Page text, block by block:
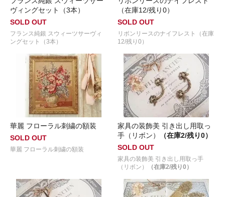
ヴィングセット（3本）
SOLD OUT
フランス純銀 スウィーツサーヴィ
ングセット（3本）
（在庫12/残り0）
SOLD OUT
リボンリースのナイフレスト（在庫
12/残り0）
華麗 フローラル刺繍の額装
SOLD OUT
華麗 フローラル刺繍の額装
家具の装飾美 引き出し用取っ
手（リボン）
（在庫2/残り0）
SOLD OUT
家具の装飾美 引き出し用取っ手
（リボン）
（在庫2/残り0）